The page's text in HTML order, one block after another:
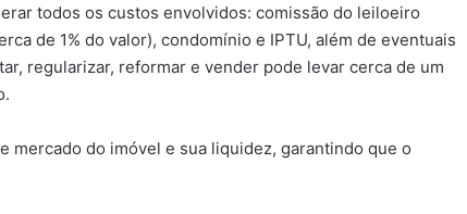
todos os custos envolvidos: comissão do leiloeiro
de 1% do valor), condomínio e IPTU, além de eventuais
regularizar, reformar e vender pode levar cerca de um
mercado do imóvel e sua liquidez, garantindo que o